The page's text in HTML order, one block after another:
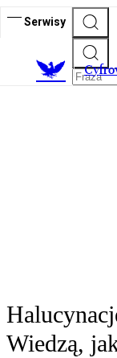
Serwisy
C
Wiedzą,